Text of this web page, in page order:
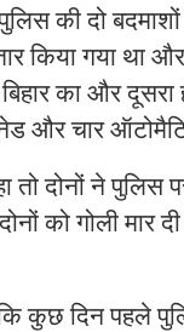
की दो
किया गया था
का और दूसरा
और चार
दोनों ने पुलिस
को गोली मार
कुछ दिन पहले